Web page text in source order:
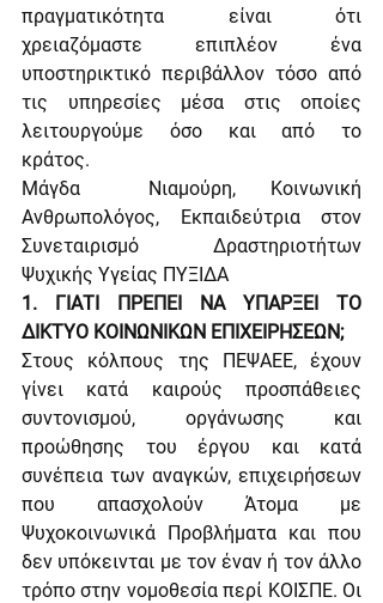
πραγματικότητα είναι ότι
χρειαζόμαστε επιπλέον ένα
υποστηρικτικό περιβάλλον τόσο από
τις υπηρεσίες μέσα στις οποίες
λειτουργούμε όσο και από το
κράτος.
Μάγδα  Νιαμούρη, Κοινωνική
Ανθρωπολόγος, Εκπαιδεύτρια στον
Συνεταιρισμό Δραστηριοτήτων
Ψυχικής Υγείας ΠΥΞΙΔΑ
1. ΓΙΑΤΙ ΠΡΕΠΕΙ ΝΑ ΥΠΑΡΞΕΙ ΤΟ
ΔΙΚΤΥΟ ΚΟΙΝΩΝΙΚΩΝ ΕΠΙΧΕΙΡΗΣΕΩΝ;
Στους κόλπους της ΠΕΨΑΕΕ, έχουν
γίνει κατά καιρούς προσπάθειες
συντονισμού, οργάνωσης και
προώθησης του έργου και κατά
συνέπεια των αναγκών, επιχειρήσεων
που απασχολούν Άτομα με
Ψυχοκοινωνικά Προβλήματα και που
δεν υπόκεινται με τον έναν ή τον άλλο
τρόπο στην νομοθεσία περί ΚΟΙΣΠΕ. Οι